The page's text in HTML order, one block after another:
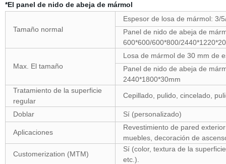
*El panel de nido de abeja de mármol
Tamaño normal
Espesor de losa de mármol: 3/
Panel de nido de abeja de
600*600/600*800/
Max. El tamaño
Losa de mármol de 30 mm de
Panel de nido de abeja de
2440*1800*30mm
Tratamiento de la superficie
regular
Cepillado, pulido, cincelado,
Doblar Sí (personalizado)
Aplicaciones
Revestimiento de pared
muebles, decoración de
Customerization (MTM)
Sí (color, textura de la
etc.).